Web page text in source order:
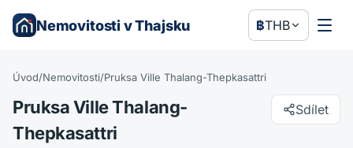
Nemovitosti v Thajsku ฿THB
Úvod/Nemovitosti/Pruksa Ville Thalang-Thepkasattri
Pruksa Ville Thalang-
Thepkasattri
Sdílet